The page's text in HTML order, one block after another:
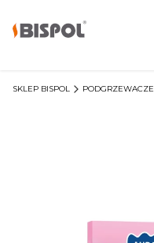
SKLEP BISPOL PODGRZEWACZE